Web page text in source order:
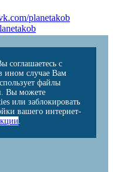
planetakob
соглашаетесь с
ином случае Вам
файлы
Вы можете
или заблокировать
вашего интернет-
.